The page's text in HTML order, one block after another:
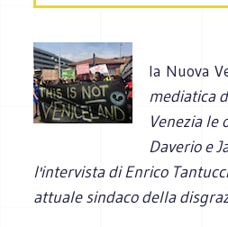
la Nuova
mediatica
Venezia le
Daverio e
l'intervista di Enrico
attuale sindaco della